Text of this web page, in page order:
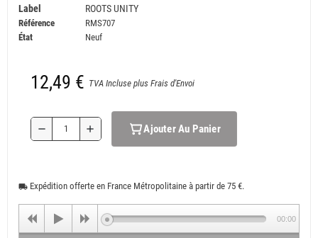
Label ROOTS UNITY
Référence
RMS707
État
Neuf
12,49 € TVA Incluse plus Frais d'Envoi
remove add Ajouter Au Panier
local_shipping Expédition offerte en France Métropolitaine à partir de 75 €.
00:00